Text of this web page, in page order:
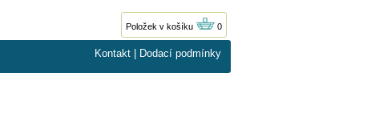
Položek v košíku 0
Kontakt Dodací podmínky